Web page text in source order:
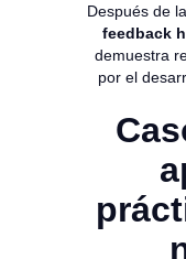
Después de
feedback
demuestra
por el